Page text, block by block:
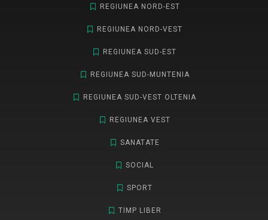
REGIUNEA NORD-EST
REGIUNEA NORD-VEST
REGIUNEA SUD-EST
REGIUNEA SUD-MUNTENIA
REGIUNEA SUD-VEST OLTENIA
REGIUNEA VEST
SANATATE
SOCIAL
SPORT
TIMP LIBER